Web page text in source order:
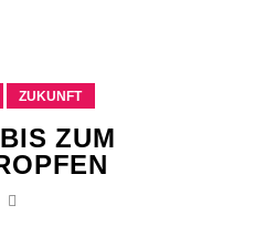
ZUKUNFT
ZUM